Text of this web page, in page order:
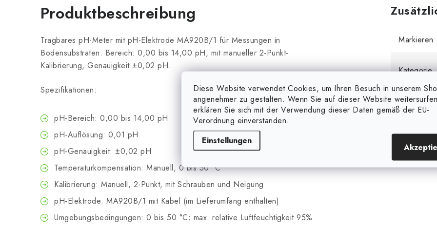
Diese Website verwendet Cookies, um Ihren Besuch in unserem
angenehmer zu gestalten. Wenn Sie auf dieser Website
erklären Sie sich mit der Verwendung dieser Daten gemäß der EU-
Verordnung einverstanden.
Einstellungen
Produktbeschreibung
Tragbares pH-Meter mit pH-Elektrode MA920B/1 für Messungen in
Bodensubstraten. Bereich: 0,00 bis 14,00 pH, mit manueller 2-Punkt-
Kalibrierung, Genauigkeit ±0,02 pH.
Spezifikationen:
pH-Bereich: 0,00 bis 14,00 pH
pH-Auflösung: 0,01 pH.
pH-Genauigkeit: ±0,02 pH
Temperaturkompensation: Manuell, 0 bis 50 °C
Kalibrierung: Manuell, 2-Punkt, mit Schrauben und Neigung
pH-Elektrode: MA920B/1 mit Kabel (im Lieferumfang enthalten)
Umgebungsbedingungen: 0 bis 50 °C; max. relative Luftfeuchtigkeit 95%.
Markieren
Kategorie
Gewicht